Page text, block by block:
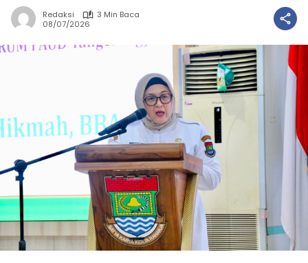
Redaksi
3 Min Baca
08/07/2026